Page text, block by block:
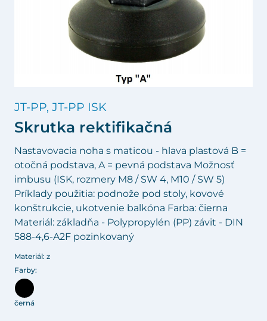
JT-PP, JT-PP ISK
Skrutka rektifikačná
Nastavovacia noha s maticou - hlava plastová B =
otočná podstava, A = pevná podstava Možnosť
imbusu (ISK, rozmery M8 / SW 4, M10 / SW 5)
Príklady použitia: podnože pod stoly, kovové
konštrukcie, ukotvenie balkóna Farba: čierna
Materiál: základňa - Polypropylén (PP) závit - DIN
588-4,6-A2F pozinkovaný
Materiál: z
Farby:
černá